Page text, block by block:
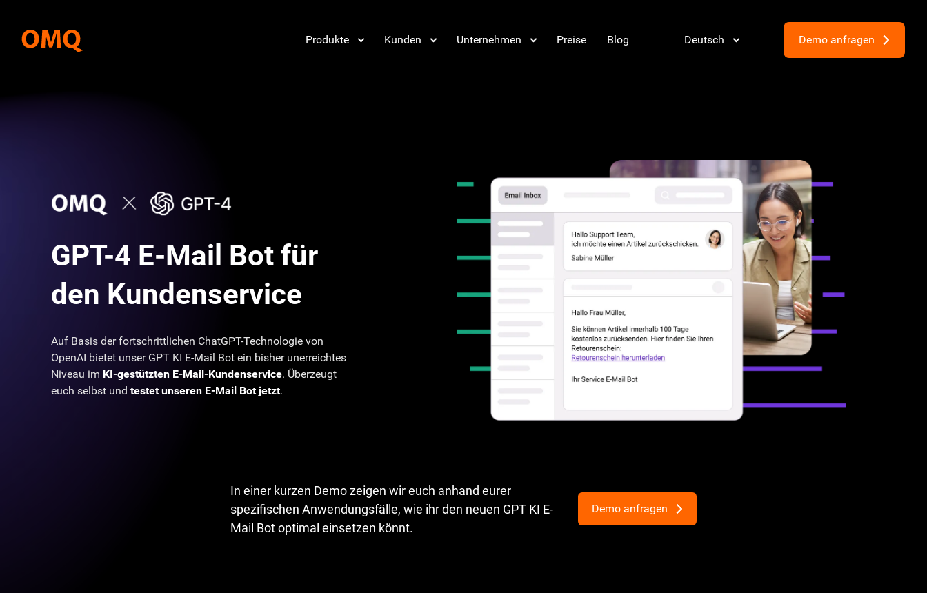
Produkte Kunden Unternehmen Preise Blog Deutsch Demo anfragen
GPT-4 E-Mail Bot für
den Kundenservice
Auf Basis der fortschrittlichen ChatGPT-Technologie von
OpenAI bietet unser GPT KI E-Mail Bot ein bisher unerreichtes
Niveau im KI-gestützten E-Mail-Kundenservice. Überzeugt
euch selbst und testet unseren E-Mail Bot jetzt.
In einer kurzen Demo zeigen wir euch anhand eurer
spezifischen Anwendungsfälle, wie ihr den neuen GPT KI E-
Mail Bot optimal einsetzen könnt.
Demo anfragen